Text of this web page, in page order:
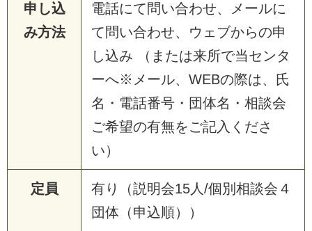
申し込
み方法
電話にて問い合わせ、メールに
て問い合わせ、ウェブからの申
し込み （または来所で当センタ
ーへ※メール、WEBの際は、氏
名・電話番号・団体名・相談会
ご希望の有無をご記入くださ
い）
定員
有り（説明会15人/個別相談会４
団体（申込順））